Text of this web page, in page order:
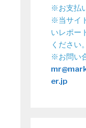
※お支払
※当サイ
いレポー
ください。
※お問い
er.jp